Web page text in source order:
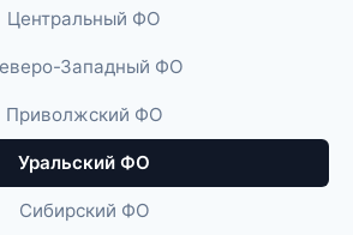
Центральный ФО
Западный ФО
Приволжский ФО
Уральский ФО
Сибирский ФО